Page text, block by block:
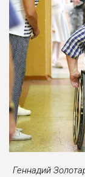
Геннадий